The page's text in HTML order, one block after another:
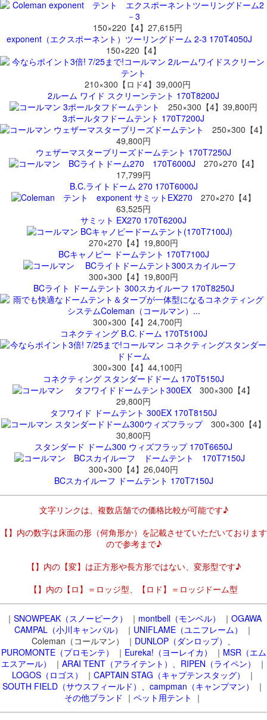
150×220【4】27,615円
exponent（エクスポーネント）ツーリングドーム 2-3 170T4050J
150×220【4】
210×300【ロド4】39,000円
2ルーム ワイド スクリーンテント 170T8200J
250×300【4】39,800円
3ポールタフドームテント 170T7200J
250×300【4】
49,800円
ウェザーマスターブリーズドームテント 170T7250J
270×270【4】
17,799円
B.C.ライトドーム 270 170T6000J
270×270【4】
63,525円
サミット EX270 170T6200J
270×270【4】19,800円
BCキャノピー ドームテント 170T7100J
300×300【4】19,800円
BCライト ドームテント 300スカイルーフ 170T8250J
300×300【4】24,700円
コネクティング B.C.ドーム 170T5100J
300×300【4】44,100円
コネクティング スタンダードドーム 170T5150J
300×300【4】
29,800円
タフワイド ドームテント 300EX 170T8150J
300×300【4】
30,800円
スタンダード ドーム300 ウィズフラップ 170T6650J
300×300【4】26,040円
BCスカイルーフ ドームテント 170T7150J
文字リンクは、複数店舗での価格比較が可能です♪
【】内の数字は床面の形（何角形か）を記載させていただいております
ので参考まで♪
【】内の【変】は正方形や長方形ではない、変形型です♪
【】内の【ロ】＝ロッジ型、【ロド】＝ロッジドーム型
｜ SNOWPEAK（スノーピーク） ｜ montbell（モンベル） ｜ OGAWA
CAMPAL（小川キャンパル）
｜ UNIFLAME（ユニフレーム）
｜
Coleman（コールマン） ｜ DUNLOP（ダンロップ）、
PUROMONTE（プロモンテ）
｜ Eureka!（ヨーレイカ） ｜ MSR（エム
エスアール）
｜ ARAI TENT（アライテント）、RIPEN（ライペン）
｜
LOGOS（ロゴス）
｜ CAPTAIN STAG（キャプテンスタッグ）
｜
SOUTH FIELD（サウスフィールド）、campman（キャンプマン）
｜
その他ブランド ｜ ペット用テント ｜